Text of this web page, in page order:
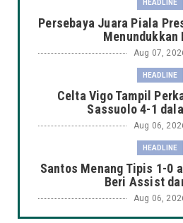
HEADLINE
Persebaya Juara Piala
Menundukkan
Aug 07,
HEADLINE
Celta Vigo Tampil
Sassuolo 4-1
Aug 06,
HEADLINE
Santos Menang Tipis 1-0
Beri Assist
Aug 06,
AMERIKA